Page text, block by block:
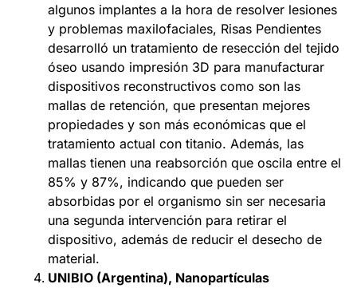
algunos implantes a la hora de resolver lesiones
y problemas maxilofaciales, Risas Pendientes
desarrolló un tratamiento de resección del tejido
óseo usando impresión 3D para manufacturar
dispositivos reconstructivos como son las
mallas de retención, que presentan mejores
propiedades y son más económicas que el
tratamiento actual con titanio. Además, las
mallas tienen una reabsorción que oscila entre el
85% y 87%, indicando que pueden ser
absorbidas por el organismo sin ser necesaria
una segunda intervención para retirar el
dispositivo, además de reducir el desecho de
material.
UNIBIO (Argentina), Nanopartículas